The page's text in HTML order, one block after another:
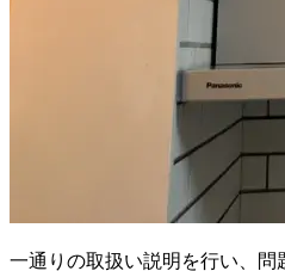
一通りの取扱い説明を行い、